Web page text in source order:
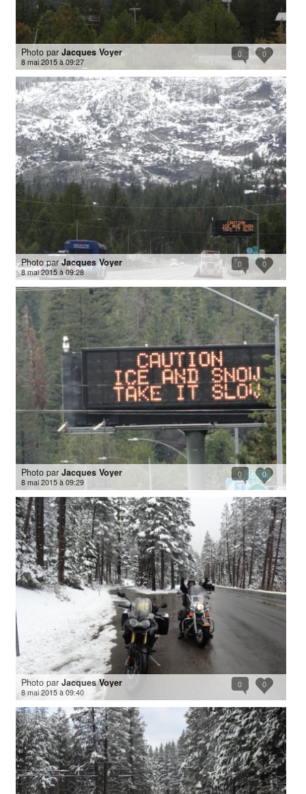
0
0
Photo par Jacques Voyer
8 mai 2015 à 09:27
0
0
Photo parJacques Voyer
8 mai 2015 à 09:28
0
0
Photo par Jacques Voyer
8 mai 2015 à 09:29
0
0
Photo par Jacques Voyer
8 mai 2015 à 09:40